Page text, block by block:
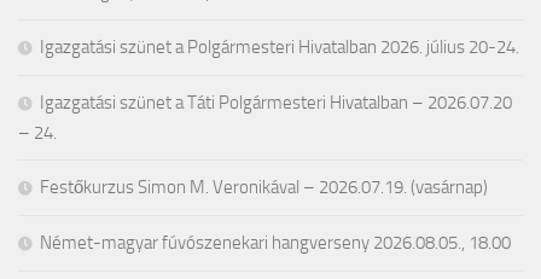
Igazgatási szünet a Polgármesteri Hivatalban 2026. július 20-24.
Igazgatási szünet a Táti Polgármesteri Hivatalban – 2026.07.20
– 24.
Festőkurzus Simon M. Veronikával – 2026.07.19. (vasárnap)
Német-magyar fúvószenekari hangverseny 2026.08.05., 18.00